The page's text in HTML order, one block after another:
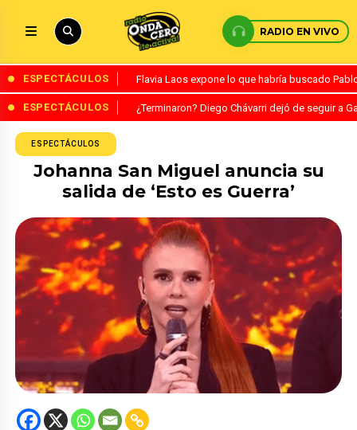
RADIO EN VIVO
ESPECTÁCULOS Flavia Laos expone lo que habría buscado
ESPECTÁCULOS ¿Terminaron? Diego Chávarri dejó de seguir a
ESPECTÁCULOS
Johanna San Miguel anuncia su
salida de ‘Esto es Guerra’